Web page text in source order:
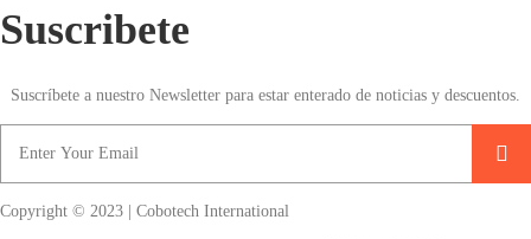
Suscribete
Suscríbete a nuestro Newsletter para estar enterado de noticias y descuentos.
Copyright © 2023 | Cobotech International